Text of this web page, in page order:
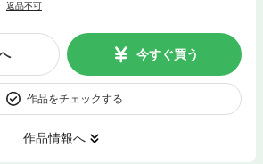
返品不可
今すぐ買う
作品をチェックする
作品情報へ